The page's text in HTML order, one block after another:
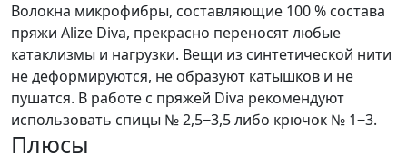
Волокна микрофибры, составляющие 100 % состава
пряжи Alize Diva, прекрасно переносят любые
катаклизмы и нагрузки. Вещи из синтетической нити
не деформируются, не образуют катышков и не
пушатся. В работе с пряжей Diva рекомендуют
использовать спицы № 2,5‒3,5 либо крючок № 1‒3.
Плюсы